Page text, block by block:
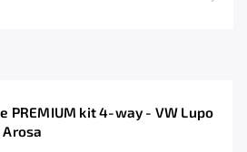
PREMIUM kit 4-way - VW Lupo